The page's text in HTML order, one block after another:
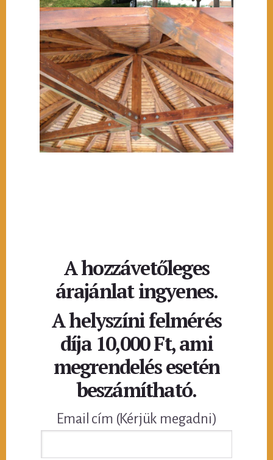
A hozzávetőleges
árajánlat ingyenes.
A helyszíni felmérés
díja 10,000 Ft, ami
megrendelés esetén
beszámítható.
Email cím (Kérjük megadni)